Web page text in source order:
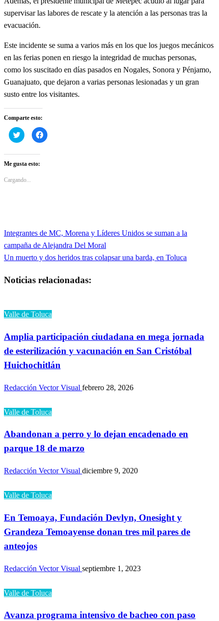
supervisar las labores de rescate y la atención a las personas tras la
evacuación.
Este incidente se suma a varios más en los que los juegos mecánicos
en las ferias ponen en riesgo la integridad de muchas personas,
como los suscitado en días pasados en Nogales, Sonora y Pénjamo,
Guanajuato, que dejaron a varias personas lesionadas y un gran
susto entre los visitantes.
Comparte esto:
Haz
clic
en
Twitter
(Se
en
Haz
clic
Me gusta esto:
Cargando...
Navegación
de
Entrada
anterior
Integrantes de MC, Morena y Líderes Unidos se suman a la
campaña de Alejandra Del Moral
Entrada
Un muerto y dos heridos tras colapsar una barda, en Toluca
Noticias relacionadas:
Valle de Toluca
Amplia participación ciudadana en mega jornada
de esterilización y vacunación en San Cristóbal
Huichochitlán
Redacción Vector Visual febrero 28, 2026
Valle de Toluca
Abandonan a perro y lo dejan encadenado en
parque 18 de marzo
Redacción Vector Visual diciembre 9, 2020
Valle de Toluca
En Temoaya, Fundación Devlyn, Onesight y
Grandeza Temoayense donan tres mil pares de
anteojos
Redacción Vector Visual septiembre 1, 2023
Valle de Toluca
Avanza programa intensivo de bacheo con paso